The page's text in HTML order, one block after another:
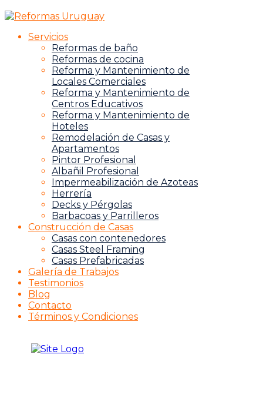
Servicios
Reformas de baño
Reformas de cocina
Reforma y Mantenimiento de
Locales Comerciales
Reforma y Mantenimiento de
Centros Educativos
Reforma y Mantenimiento de
Hoteles
Remodelación de Casas y
Apartamentos
Pintor Profesional
Albañil Profesional
Impermeabilización de Azoteas
Herrería
Decks y Pérgolas
Barbacoas y Parrilleros
Construcción de Casas
Casas con contenedores
Casas Steel Framing
Casas Prefabricadas
Galería de Trabajos
Testimonios
Blog
Contacto
Términos y Condiciones